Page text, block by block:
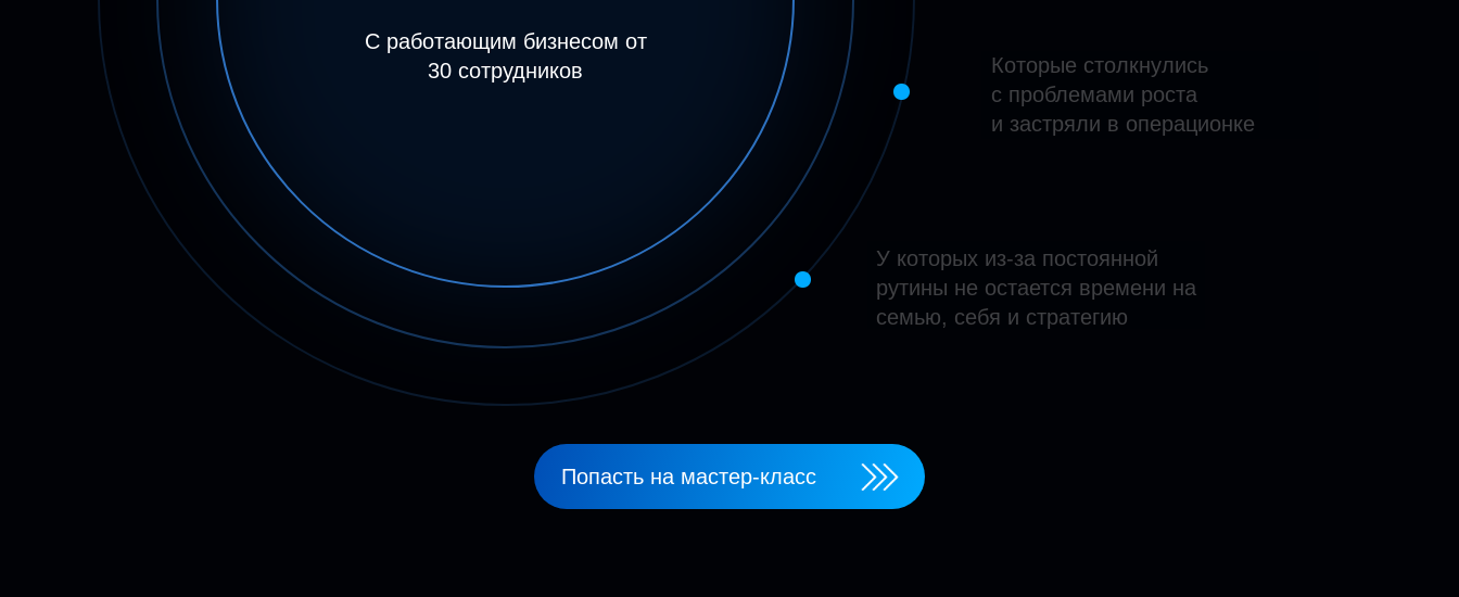
Которые столкнулись
с проблемами роста
и застряли в операционке
У которых из-за постоянной
рутины не остается времени на
семью, себя и стратегию
С работающим бизнесом от
30 сотрудников
Попасть на мастер-класс